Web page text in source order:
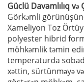
Güclü Davamlılıq
Görkəmli
Xameliyon Toz
polyester hibrid
möhkəmlik təmin
temperaturda
xəttin, sürtünməyə